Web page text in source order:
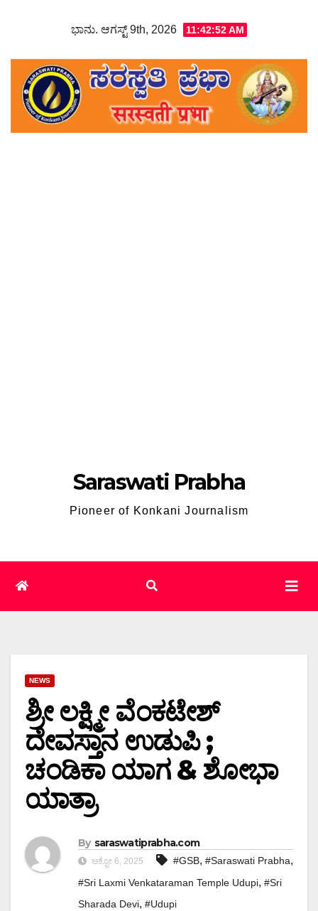
ಭಾನು. ಆಗಸ್ಟ್ 9th, 2026 11:42:54 AM
Saraswati Prabha
Pioneer of Konkani Journalism
NEWS
ಶ್ರೀ ಲಕ್ಷ್ಮೀ ವೆಂಕಟೇಶ್
ದೇವಸ್ತಾನ ಉಡುಪಿ ;
ಚಂಡಿಕಾ ಯಾಗ & ಶೋಭಾ
ಯಾತ್ರಾ
By saraswatiprabha.com
ಆಕ್ಟೋ 6, 2025 #GSB, #Saraswati Prabha,
#Sri Laxmi Venkataraman Temple Udupi, #Sri
Sharada Devi, #Udupi